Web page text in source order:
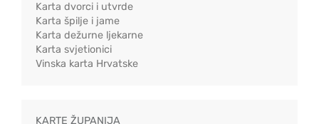
Karta dvorci i utvrde
Karta špilje i jame
Karta dežurne ljekarne
Karta svjetionici
Vinska karta Hrvatske
KARTE ŽUPANIJA